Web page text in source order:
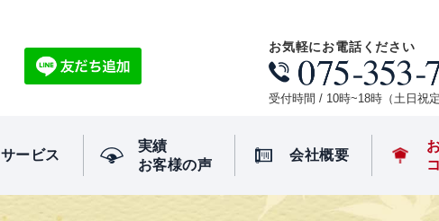
お気軽にお電話ください
受付時間 / 10時~18時（土日祝定
サービス
実績
お客様の声
会社概要